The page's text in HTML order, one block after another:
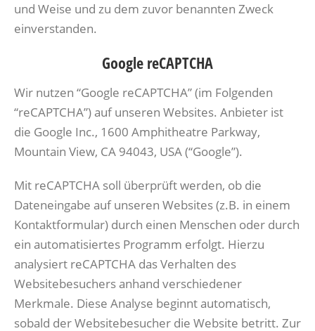
und Weise und zu dem zuvor benannten Zweck
einverstanden.
Google reCAPTCHA
Wir nutzen “Google reCAPTCHA” (im Folgenden
“reCAPTCHA”) auf unseren Websites. Anbieter ist
die Google Inc., 1600 Amphitheatre Parkway,
Mountain View, CA 94043, USA (“Google”).
Mit reCAPTCHA soll überprüft werden, ob die
Dateneingabe auf unseren Websites (z.B. in einem
Kontaktformular) durch einen Menschen oder durch
ein automatisiertes Programm erfolgt. Hierzu
analysiert reCAPTCHA das Verhalten des
Websitebesuchers anhand verschiedener
Merkmale. Diese Analyse beginnt automatisch,
sobald der Websitebesucher die Website betritt. Zur